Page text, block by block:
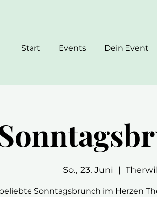
Start Events Dein Event
So., 23. Juni
  |
Therwil
Sonntagsbrunch im Herzen